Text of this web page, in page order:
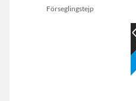
Förseglingstejp